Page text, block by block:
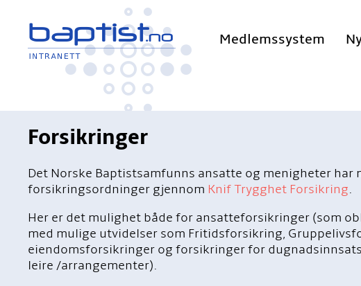
Medlemssystem
Forsikringer
Det Norske Baptistsamfunns ansatte og menigheter
forsikringsordninger gjennom Knif Trygghet Forsikring.
Her er det mulighet både for ansatteforsikringer (som
med mulige utvidelser som Fritidsforsikring,
eiendomsforsikringer og forsikringer for
leire /arrangementer).